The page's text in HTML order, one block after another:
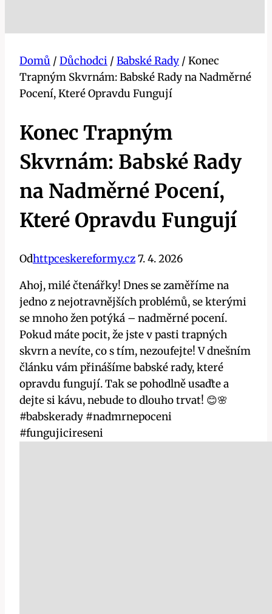
Domů / Důchodci / Babské Rady / Konec
Trapným Skvrnám: Babské Rady na Nadměrné
Pocení, Které Opravdu Fungují
Konec Trapným
Skvrnám: Babské Rady
na Nadměrné Pocení,
Které Opravdu Fungují
Odhttpceskereformy.cz7. 4. 2026
Ahoj, milé čtenářky! Dnes se zaměříme na
jedno z nejotravnějších problémů, se kterými
se mnoho žen potýká – nadměrné pocení.
Pokud máte pocit, že jste v pasti trapných
skvrn a nevíte, co s tím, nezoufejte! V dnešním
článku vám přinášíme babské rady, které
opravdu fungují. Tak se pohodlně usaďte a
dejte si kávu, nebude to dlouho trvat! 😊🌸
#babskerady #nadmrnepoceni
#fungujicireseni